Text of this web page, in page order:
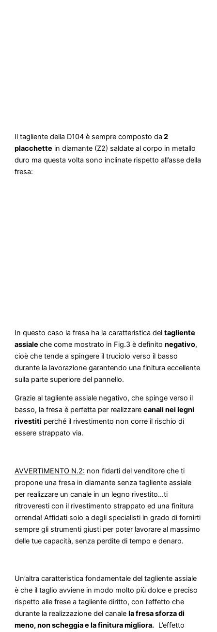
Il tagliente della D104 è sempre composto da 2
placchette in diamante (Z2) saldate al corpo in metallo
duro ma questa volta sono inclinate rispetto all’asse della
fresa:
In questo caso la fresa ha la caratteristica deltagliente
assialeche come mostrato in Fig.3 è definitonegativo,
cioè che tende a spingere il truciolo verso il basso
durante la lavorazione garantendo una finitura eccellente
sulla parte superiore del pannello.
Grazie al tagliente assiale negativo, che spinge verso il
basso, la fresa è perfetta per realizzarecanali nei legni
rivestiti perché il rivestimento non corre il rischio di
essere strappato via.
AVVERTIMENTO N.2: non fidarti del venditore che ti
propone una fresa in diamante senza tagliente assiale
per realizzare un canale in un legno rivestito…ti
ritroveresti con il rivestimento strappato ed una finitura
orrenda! Affidati solo a degli specialisti in grado di fornirti
sempre gli strumenti giusti per poter lavorare al massimo
delle tue capacità, senza perdite di tempo e denaro.
Un’altra caratteristica fondamentale del tagliente assiale
è che il taglio avviene in modo molto più dolce e preciso
rispetto alle frese a tagliente diritto, con l’effetto che
durante la realizzazione del canalela fresa sforza di
meno, non scheggia e la finitura migliora. L’effetto